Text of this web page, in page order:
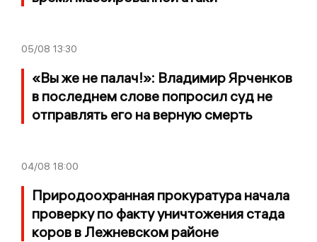
05/08 13:30
«Вы же не палач!»: Владимир Ярченков
в последнем слове попросил суд не
отправлять его на верную смерть
04/08 18:00
Природоохранная прокуратура начала
проверку по факту уничтожения стада
коров в Лежневском районе